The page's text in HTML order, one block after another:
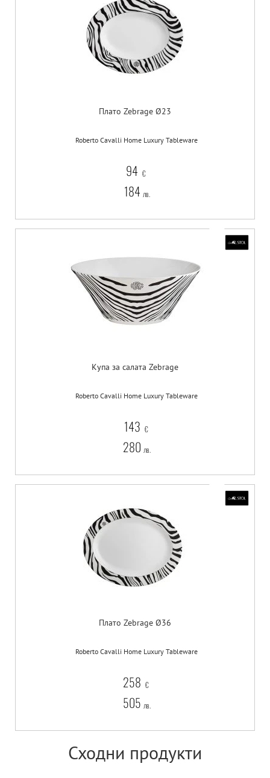
Плато Zebrage Ø23
Roberto Cavalli Home Luxury Tableware
94 €
184 лв.
Купа за салата Zebrage
Roberto Cavalli Home Luxury Tableware
143 €
280 лв.
Плато Zebrage Ø36
Roberto Cavalli Home Luxury Tableware
258 €
505 лв.
Сходни продукти